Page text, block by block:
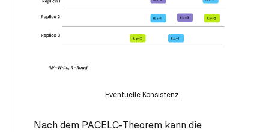
Eventuelle Konsistenz
Nach dem PACELC-Theorem kann die